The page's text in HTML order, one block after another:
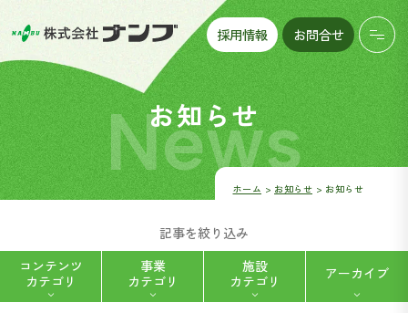
採用情報 お問合せ
お知らせ
News
ホーム お知らせ お知らせ
記事を絞り込み
コンテンツ
カテゴリ
事業
カテゴリ
施設
カテゴリ
アーカイブ